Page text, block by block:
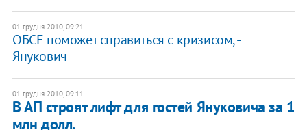
01 грудня 2010, 09:21
ОБСЕ поможет справиться с кризисом, -
Янукович
01 грудня 2010, 09:11
В АП строят лифт для гостей Януковича за 1
млн долл.